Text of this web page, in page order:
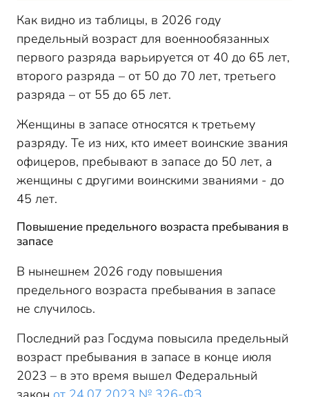
Как видно из таблицы, в 2026 году
предельный возраст для военнообязанных
первого разряда варьируется от 40 до 65 лет,
второго разряда – от 50 до 70 лет, третьего
разряда – от 55 до 65 лет.
Женщины в запасе относятся к третьему
разряду. Те из них, кто имеет воинские звания
офицеров, пребывают в запасе до 50 лет, а
женщины с другими воинскими званиями - до
45 лет.
Повышение предельного возраста пребывания в
запасе
В нынешнем 2026 году повышения
предельного возраста пребывания в запасе
не случилось.
Последний раз Госдума повысила предельный
возраст пребывания в запасе в конце июля
2023 – в это время вышел Федеральный